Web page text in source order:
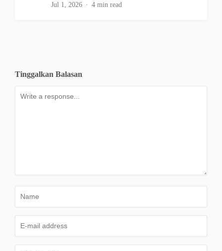
Jul 1, 2026
4 min read
Tinggalkan Balasan